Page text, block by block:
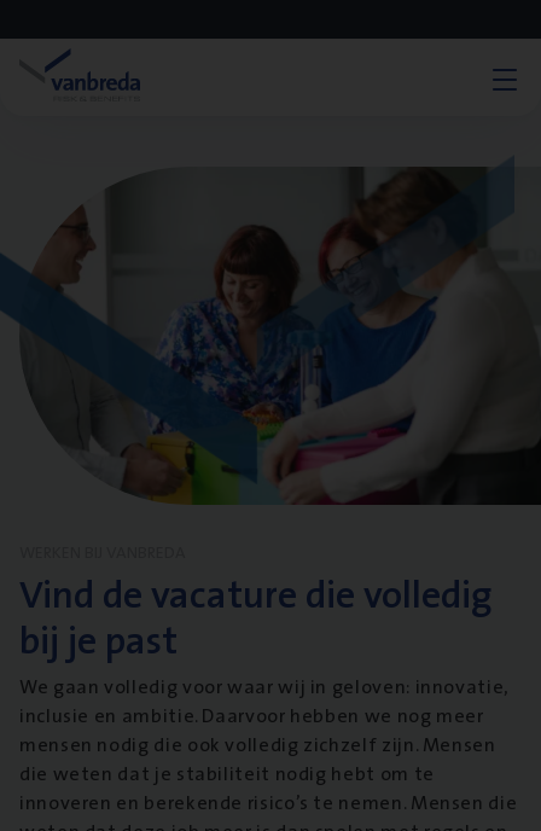
Vind de vacature die volledig
bij je past
We gaan volledig voor waar wij in geloven: innovatie,
inclusie en ambitie. Daarvoor hebben we nog meer
mensen nodig die ook volledig zichzelf zijn. Mensen
die weten dat je stabiliteit nodig hebt om te
innoveren en berekende risico’s te nemen. Mensen die